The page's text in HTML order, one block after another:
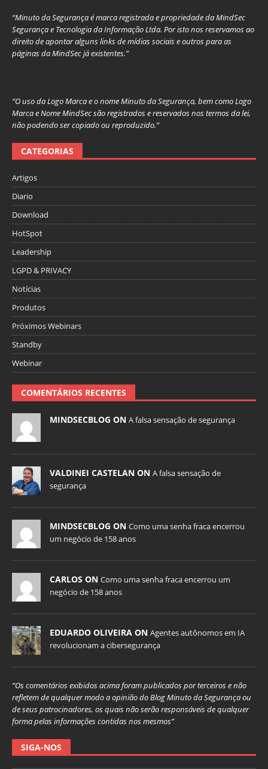
“Minuto da Segurança é marca registrada e propriedade da MindSec
Segurança e Tecnologia da Informação Ltda. Por isto nos reservamos ao
direito de apontar alguns links de mídias sociais e outros para as
páginas da MindSec já existentes.”
“O uso da Logo Marca e o nome Minuto da Segurança, bem como Logo
Marca e Nome MindSec são registrados e reservados nos termos da lei,
não podendo ser copiado ou reproduzido.”
CATEGORIAS
Artigos
Diario
Download
HotSpot
Leadership
LGPD & PRIVACY
Notícias
Produtos
Próximos Webinars
Standby
Webinar
COMENTÁRIOS RECENTES
MINDSECBLOG ON A falsa sensação de segurança
VALDINEI CASTELAN ON A falsa sensação de
segurança
MINDSECBLOG ON Como uma senha fraca encerrou
um negócio de 158 anos
CARLOS ON Como uma senha fraca encerrou um
negócio de 158 anos
EDUARDO OLIVEIRA ON Agentes autônomos em IA
revolucionam a cibersegurança
“Os comentários exibidos acima foram publicados por terceiros e não
refletem de qualquer modo a opinião do Blog Minuto da Segurança ou
de seus patrocinadores, os quais não serão responsáveis de qualquer
forma pelas informações contidas nos mesmos”
SIGA-NOS